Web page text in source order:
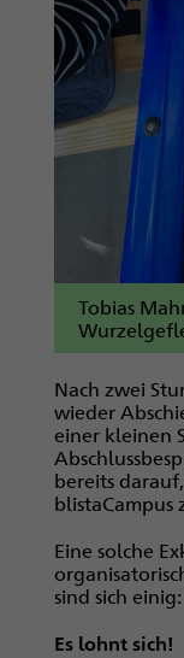
Tobias
Nach zwei
wieder
einer kleinen
bereits
blistaCampus
Eine solche
sind sich einig:
Es lohnt sich!